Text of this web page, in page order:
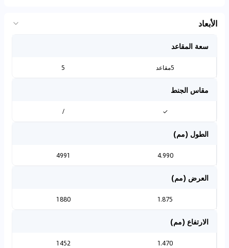
الأبعاد
سعة المقاعد
5مقاعد 5
مقاس الجنط
✓
/
الطول (مم)
4.990
4991
العرض (مم)
1.875
1880
الارتفاع (مم)
1.470
1452